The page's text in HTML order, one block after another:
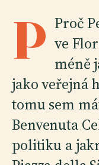
P Proč
ve
méně
jako veřejná
tomu sem
Benvenuta
politiku a